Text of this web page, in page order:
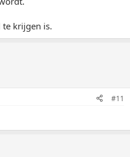
te krijgen is.
#11